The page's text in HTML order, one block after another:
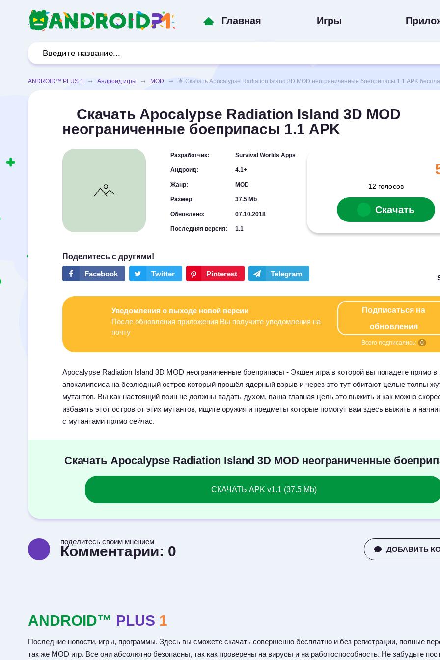
Главная Игры
ANDROID™ PLUS 1 ➞ Андроид игры ➞ MOD ➞ 🌟 Скачать Apocalypse Radiation Island 3D MOD неограниченные боеприпасы 1.1 APK
Скачать Apocalypse Radiation Island 3D MOD
неограниченные боеприпасы 1.1 APK
Разработчик: Survival Worlds Apps
Андроид: 4.1+
Жанр: MOD
Размер: 37.5 Mb
Обновлено: 07.10.2018
Последняя версия: 1.1
12 голосов
Скачать
Уведомления о выходе новой версии
После обновления приложения Вы получите уведомления на
почту
Подписаться на
обновления
Всего подписались: 0
Apocalypse Radiation Island 3D MOD неограниченные боеприпасы - Экшен игра в которой вы попадете прямо в
апокалипсиса на безлюдный остров который прошёл ядерный взрыв и через это тут обитают целые толпы
мутантов. Вы как настоящий воин не должны падать духом, ваша главная цель это выжить и как можно
избавить этот остров от этих мутантов, ищите оружия и предметы которые помогут вам здесь выжить и
с мутантами прямо сейчас.
Скачать Apocalypse Radiation Island 3D MOD неограниченные
СКАЧАТЬ APK v1.1 (37.5 Mb)
поделитесь своим мнением
Комментарии: 0 ДОБАВИТЬ
ANDROID™ PLUS 1
Последние новости, игры, программы. Здесь вы сможете скачать совершенно бесплатно и без регистрации, полные
так же MOD игр. Все они абсолютно безопасны, так как проверены на вирусы и на работоспособность. Не забудьте